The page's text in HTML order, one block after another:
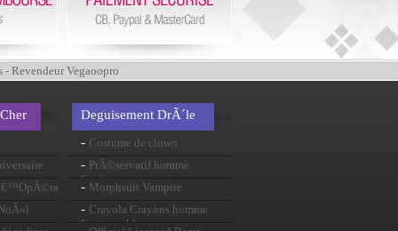
Revendeur Vegaoopro
Deguisement DrÃ´le
- Costume de clown
- PrÃ©servatif homme
Costume
- Morphsuit Vampire
- Crayola Crayons homme
Costume bleu